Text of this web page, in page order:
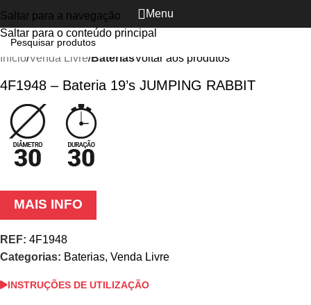
Saltar para a navegação
Saltar para o conteúdo principal
Menu
Ver vídeo Clique para ampliar
Início Venda Livre BateriasVoltar aos produtos
4F1948 – Bateria 19’s JUMPING RABBIT
MAIS INFO
REF: 4F1948
Categorias: Baterias, Venda Livre
INSTRUÇÕES DE UTILIZAÇÃO